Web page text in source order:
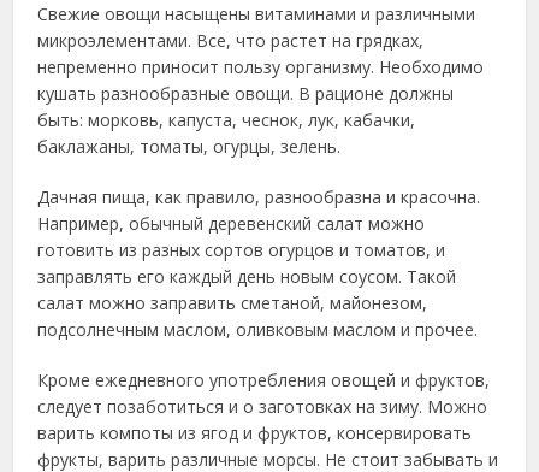
Свежие овощи насыщены витаминами и различными
микроэлементами. Все, что растет на грядках,
непременно приносит пользу организму. Необходимо
кушать разнообразные овощи. В рационе должны
быть: морковь, капуста, чеснок, лук, кабачки,
баклажаны, томаты, огурцы, зелень.
Дачная пища, как правило, разнообразна и красочна.
Например, обычный деревенский салат можно
готовить из разных сортов огурцов и томатов, и
заправлять его каждый день новым соусом. Такой
салат можно заправить сметаной, майонезом,
подсолнечным маслом, оливковым маслом и прочее.
Кроме ежедневного употребления овощей и фруктов,
следует позаботиться и о заготовках на зиму. Можно
варить компоты из ягод и фруктов, консервировать
фрукты, варить различные морсы. Не стоит забывать и